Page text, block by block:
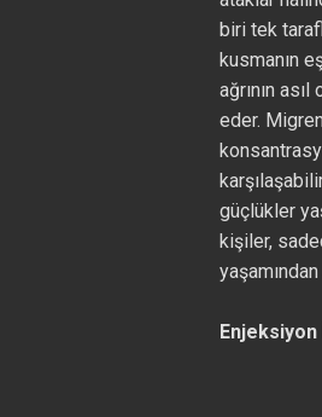
biri tek
kusmanın
ağrının
eder.
güçlükler
kişiler,
yaşamından